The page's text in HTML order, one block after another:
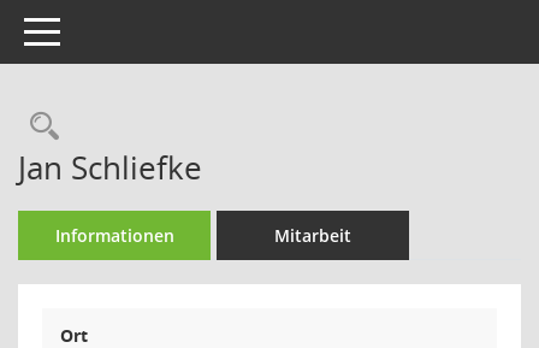
Toggle navigation
Rechercheauswahl
Jan Schliefke
Informationen Mitarbeit
Ort